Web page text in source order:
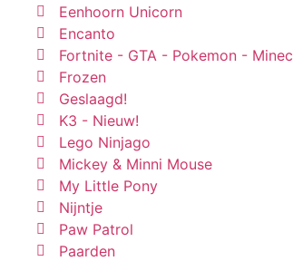
Eenhoorn Unicorn
Encanto
Fortnite - GTA - Pokemon - Minec
Frozen
Geslaagd!
K3 - Nieuw!
Lego Ninjago
Mickey & Minni Mouse
My Little Pony
Nijntje
Paw Patrol
Paarden